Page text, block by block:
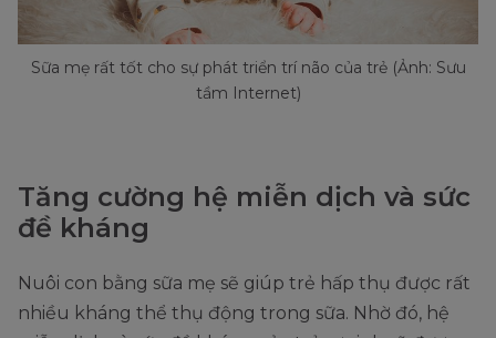
Sữa mẹ rất tốt cho sự phát triển trí não của trẻ (Ảnh: Sưu
tầm Internet)
Tăng cường hệ miễn dịch và sức
đề kháng
Nuôi con bằng sữa mẹ sẽ giúp trẻ hấp thụ được rất
nhiều kháng thể thụ động trong sữa. Nhờ đó, hệ